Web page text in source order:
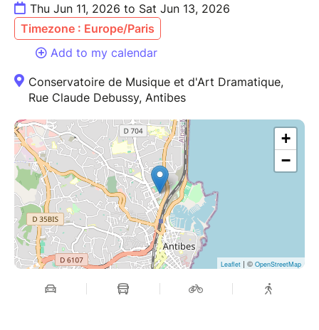
Thu Jun 11, 2026 to Sat Jun 13, 2026
Timezone : Europe/Paris
Add to my calendar
Conservatoire de Musique et d'Art Dramatique,
Rue Claude Debussy, Antibes
+
−
Leaflet | © OpenStreetMap